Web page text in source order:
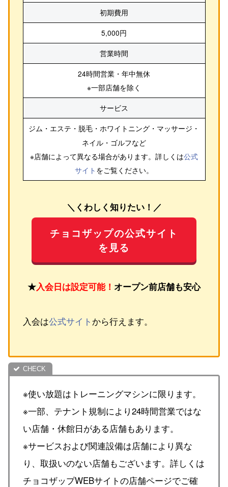
初期費用
5,000円
営業時間
24時間営業・年中無休
※一部店舗を除く
サービス
ジム・エステ・脱毛・ホワイトニング・マッサージ・
ネイル・ゴルフなど
※店舗によって異なる場合があります。詳しくは公式
サイト をご覧ください。
＼くわしく知りたい！／
チョコザップの公式サイト
を見る
★入会日は設定可能！ オープン前店舗も安心
入会は公式サイト から行えます。
※使い放題はトレーニングマシンに限ります。
※一部、テナント規制により24時間営業ではな
い店舗・休館日がある店舗もあります。
※サービスおよび関連設備は店舗により異な
り、取扱いのない店舗もございます。詳しくは
チョコザップWEBサイトの店舗ページでご確